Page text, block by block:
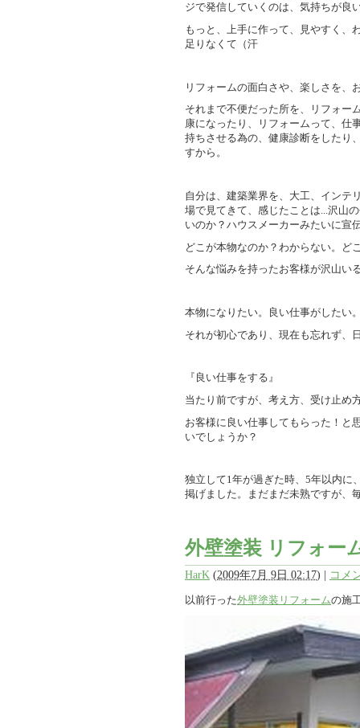
ジで発信していくのは、気持ちが良
もっと、上手に作って、見やすく、
足りなくて（汗
リフォームの面白さや、楽しさを、
それまで不便だった所を、リフォー
康になったり、リフォームって、仕
持ちさせる為の、健康診断をしたり
すから。
自分は、建築業界を、大工、インテ
場で見てきて、感じたことは...沢山
いのか？ハウスメーカーみたいに宣
どこが本物なのか？わからない。ど
そんな悩みを持ったお客様が沢山い
本物になりたい。良い仕事がしたい
それが初心であり、現在も忘れず、
『良い仕事をする』
当たり前ですが、考え方、受け止め
お客様に良い仕事してもらった！と
いでしょうか？
独立して1年が過ぎた時、5年以内に
掲げました。まだまだ未熟ですが、
外壁塗装 リフォ
HarK (2009年7月 9日 02:17) | コメ
以前行った外壁塗装リフォームの施